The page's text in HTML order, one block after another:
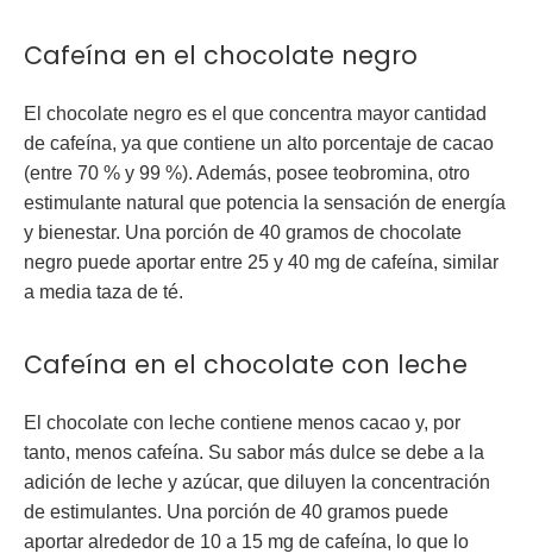
Cafeína en el chocolate negro
El chocolate negro es el que concentra mayor cantidad
de cafeína, ya que contiene un alto porcentaje de cacao
(entre 70 % y 99 %). Además, posee teobromina, otro
estimulante natural que potencia la sensación de energía
y bienestar. Una porción de 40 gramos de chocolate
negro puede aportar entre 25 y 40 mg de cafeína, similar
a media taza de té.
Cafeína en el chocolate con leche
El chocolate con leche contiene menos cacao y, por
tanto, menos cafeína. Su sabor más dulce se debe a la
adición de leche y azúcar, que diluyen la concentración
de estimulantes. Una porción de 40 gramos puede
aportar alrededor de 10 a 15 mg de cafeína, lo que lo